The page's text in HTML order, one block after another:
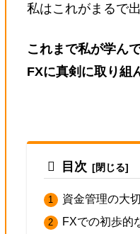
私はこれがまるで
これまで私が学ん
FXに真剣に取り組
目次
資金管理の大
FXでの初歩的